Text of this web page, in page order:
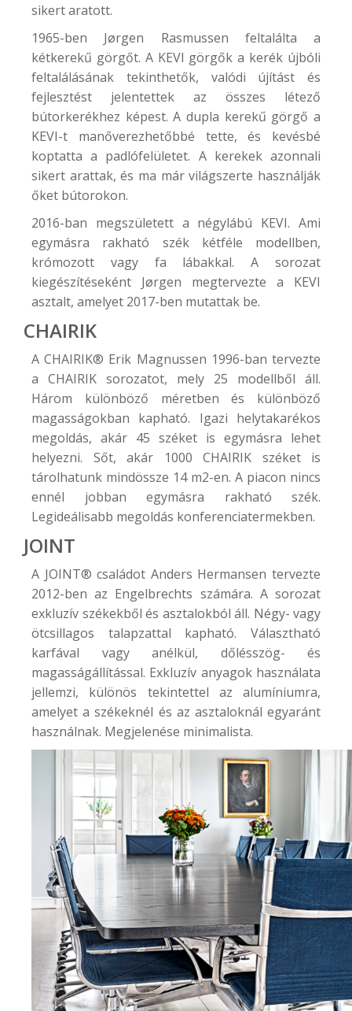
sikert aratott.
1965-ben Jørgen Rasmussen feltalálta a
kétkerekű görgőt. A KEVI görgők a kerék újbóli
feltalálásának tekinthetők, valódi újítást és
fejlesztést jelentettek az összes létező
bútorkerékhez képest. A dupla kerekű görgő a
KEVI-t manőverezhetőbbé tette, és kevésbé
koptatta a padlófelületet. A kerekek azonnali
sikert arattak, és ma már világszerte használják
őket bútorokon.
2016-ban megszületett a négylábú KEVI. Ami
egymásra rakható szék kétféle modellben,
krómozott vagy fa lábakkal. A sorozat
kiegészítéseként Jørgen megtervezte a KEVI
asztalt, amelyet 2017-ben mutattak be.
CHAIRIK
ACHAIRIK® Erik Magnussen 1996-ban tervezte
a CHAIRIK sorozatot, mely 25 modellből áll.
Három különböző méretben és különböző
magasságokban kapható. Igazi helytakarékos
megoldás, akár 45 széket is egymásra lehet
helyezni. Sőt, akár 1000 CHAIRIK széket is
tárolhatunk mindössze 14 m2-en. A piacon nincs
ennél jobban egymásra rakható szék.
Legideálisabb megoldás konferenciatermekben.
JOINT
A JOINT® családot Anders Hermansen tervezte
2012-ben az Engelbrechts számára. A sorozat
exkluzív székekből és asztalokból áll. Négy- vagy
ötcsillagos talapzattal kapható. Választható
karfával vagy anélkül, dőlésszög- és
magasságállítással. Exkluzív anyagok használata
jellemzi, különös tekintettel az alumíniumra,
amelyet a székeknél és az asztaloknál egyaránt
használnak. Megjelenése minimalista.